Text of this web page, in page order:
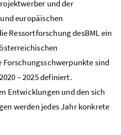
und der
europäischen
Ressortforschung desBMLein
sind
– 2025 definiert.
Entwicklungen und den sich
werden jedes Jahr konkrete